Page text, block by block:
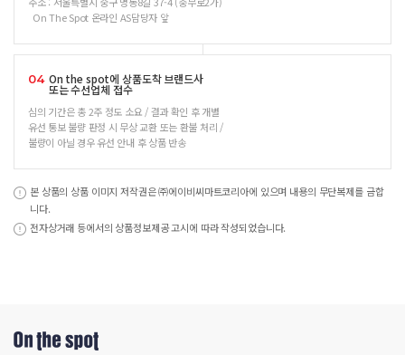
On The Spot 온라인 AS담당자 앞
04 On the spot에 상품도착 브랜드사
또는 수선업체 접수
심의 기간은 총 2주 정도 소요 / 결과 확인 후 개별
유선 통보 불량 판정 시 무상 교환 또는 환불 처리 /
불량이 아닐 경우 유선 안내 후 상품 반송
본 상품의 상품 이미지 저작권은 ㈜에이비씨마트코리아에 있으며 내용의 무단복제를 금합
니다.
전자상거래 등에서의 상품정보제공 고시에 따라 작성되었습니다.